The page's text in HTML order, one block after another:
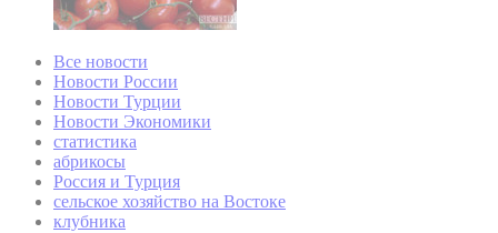
Все новости
Новости России
Новости Турции
Новости Экономики
статистика
абрикосы
Россия и Турция
сельское хозяйство на Востоке
клубника